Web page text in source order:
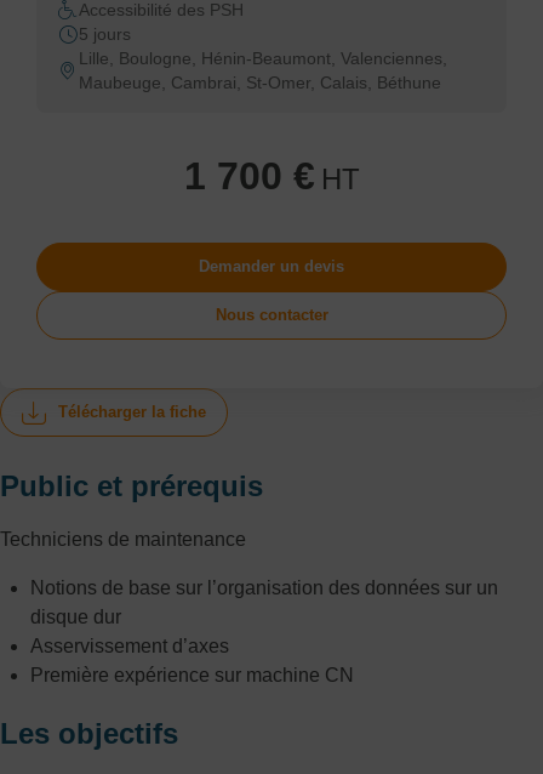
Télécharger la fiche
Public et prérequis
Techniciens de maintenance
Notions de base sur l’organisation des données sur un
disque dur
Asservissement d’axes
Première expérience sur machine CN
Les objectifs
Accessibilité des PSH
5 jours
Lille, Boulogne, Hénin-Beaumont, Valenciennes,
Maubeuge, Cambrai, St-Omer, Calais, Béthune
1 700 € HT
Demander un devis
Nous contacter